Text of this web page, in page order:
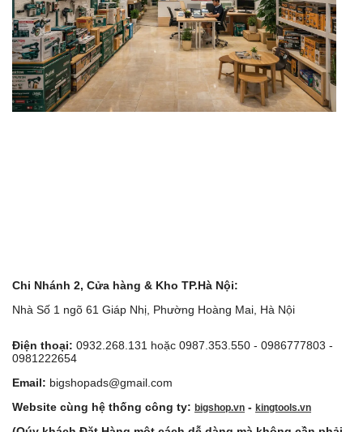
Chi Nhánh 2, Cửa hàng & Kho TP.Hà Nội:
Nhà Số 1 ngõ 61 Giáp Nhị, Phường Hoàng Mai, Hà Nội
Điện thoại: 0932.268.131 hoặc 0987.353.550 - 0986777803 -
0981222654
Email: bigshopads@gmail.com
Website cùng hệ thống công ty: bigshop.vn - kingtools.vn